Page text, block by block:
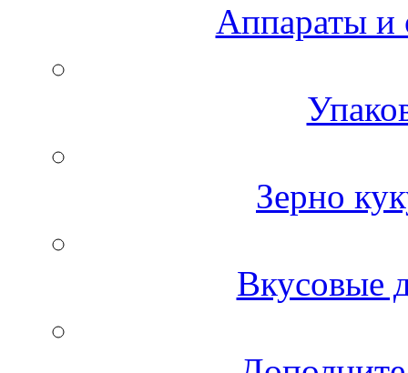
Аппараты и
Зерно
Вкусовые